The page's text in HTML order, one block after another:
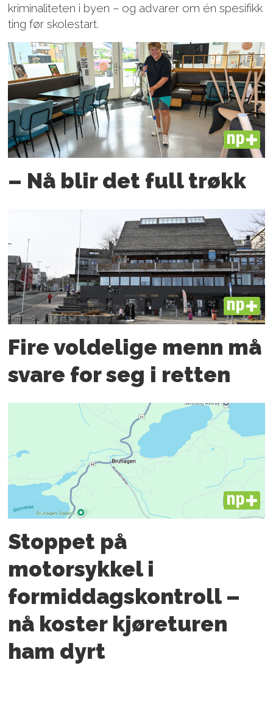
kriminaliteten i byen – og advarer om én spesifikk
ting før skolestart.
PLUS
– Nå blir det full trøkk
PLUS
Fire voldelige menn må
svare for seg i retten
PLUS
Stoppet på
motorsykkel i
formiddagskontroll –
nå koster kjøreturen
ham dyrt